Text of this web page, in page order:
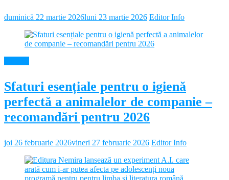
duminică 22 martie 2026luni 23 martie 2026 Editor Info
Sfaturi esențiale pentru o igienă
perfectă a animalelor de companie –
recomandări pentru 2026
joi 26 februarie 2026vineri 27 februarie 2026 Editor Info